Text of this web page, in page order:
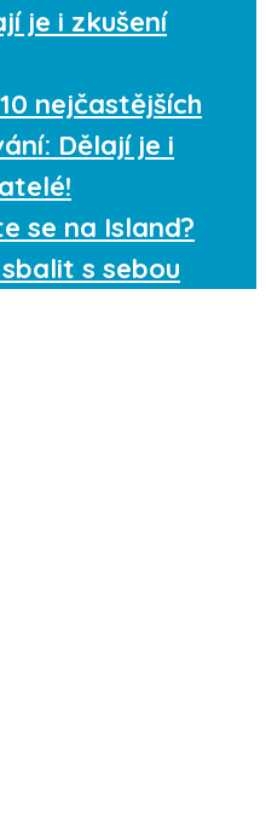
je i zkušení
10 nejčastějších
Dělají je i
se na Island?
s sebou